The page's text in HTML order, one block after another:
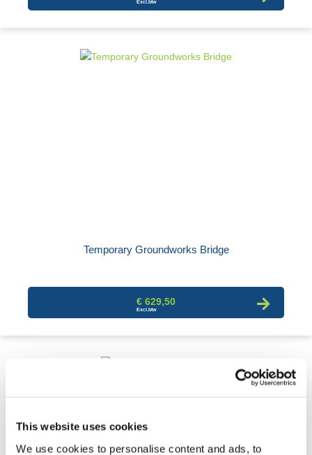
This website uses cookies
We use cookies to personalise content and ads, to
Temporary Groundworks Bridge
€ 629,50